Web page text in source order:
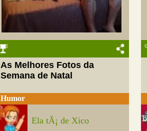
As Melhores Fotos da
Semana de Natal
Humor
Ela tÃ¡ de Xico